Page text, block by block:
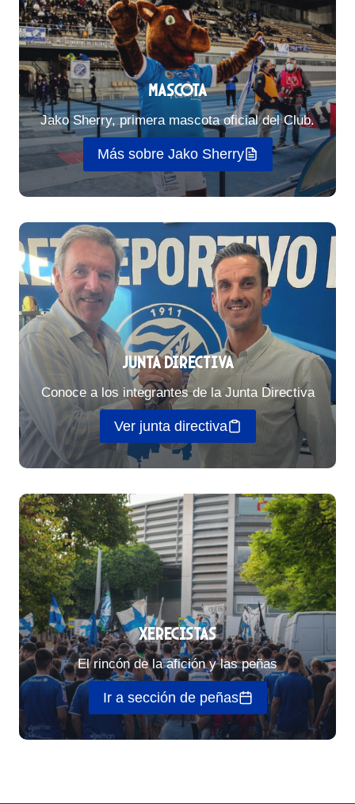
Mascota
Jako Sherry, primera mascota oficial del Club.
Más sobre Jako Sherry
Junta directiva
Conoce a los integrantes de la Junta Directiva
Ver junta directiva
Xerecistas
El rincón de la afición y las peñas
Ir a sección de peñas